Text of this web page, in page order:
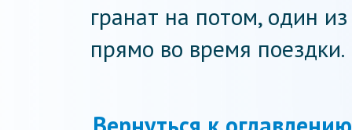
гранат на потом, один
прямо во время поездки.